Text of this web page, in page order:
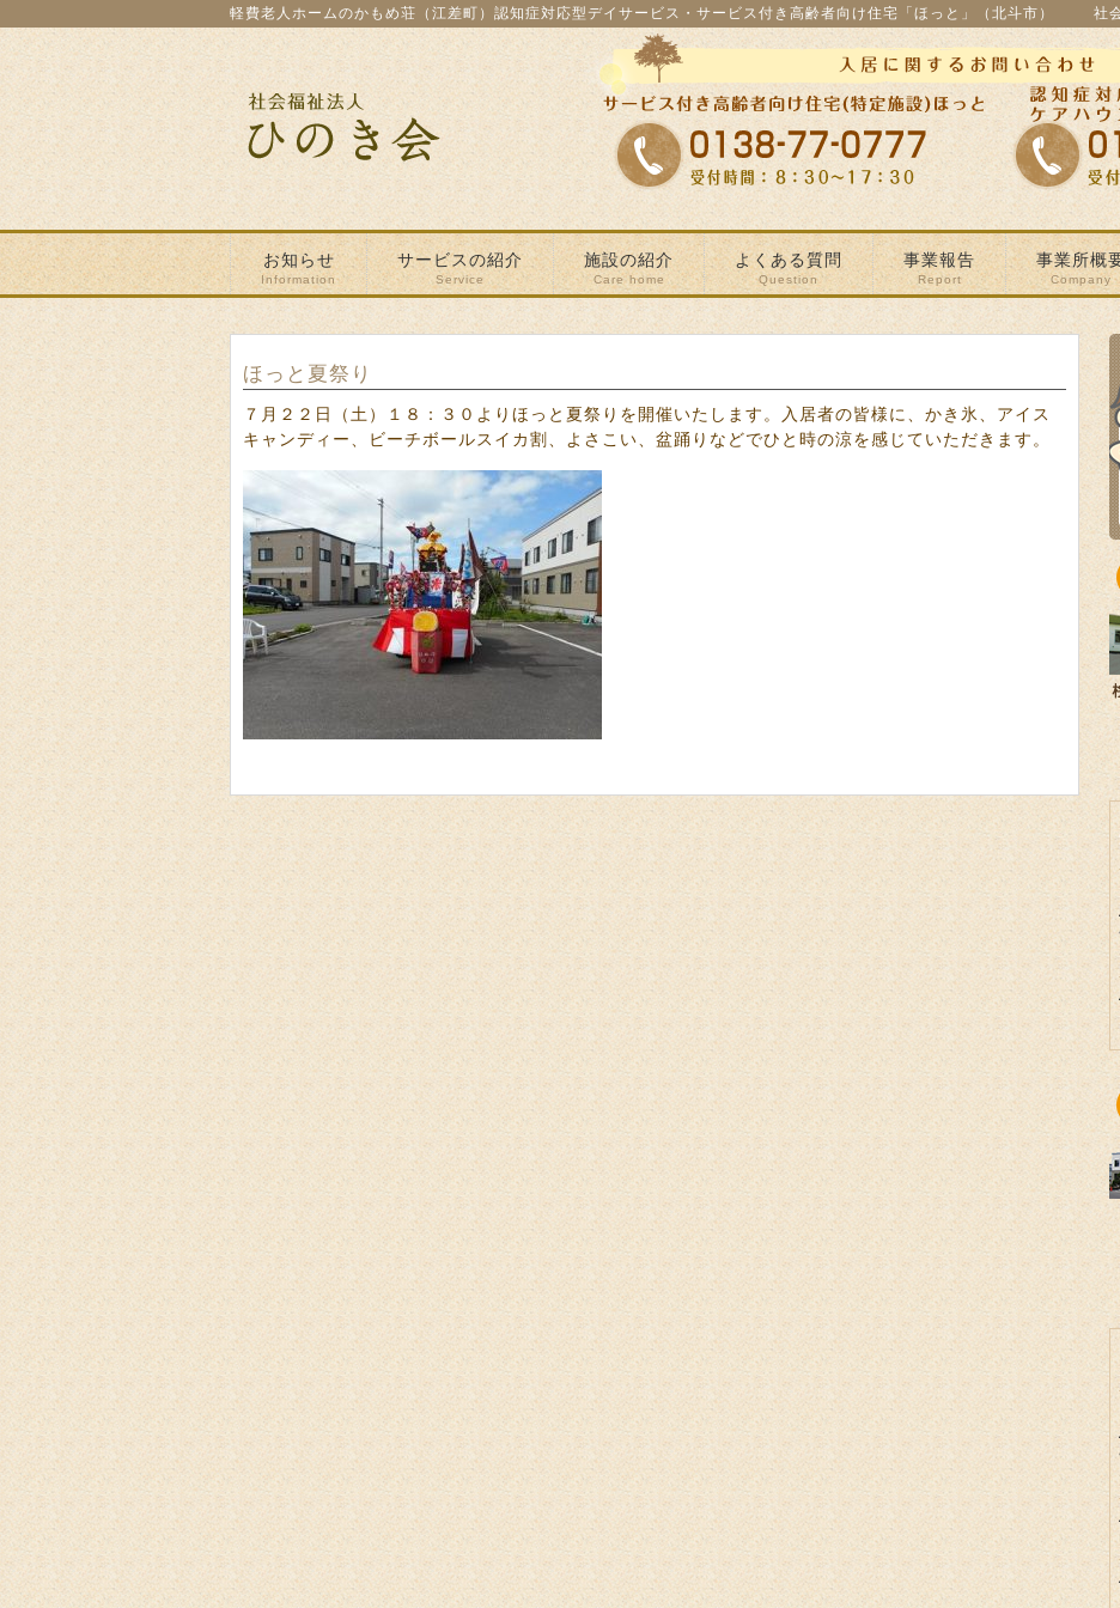
軽費老人ホームのかもめ荘（江差町）認知症対応型デイサービス・サービス付き高齢者向け住宅「ほっと」（北斗市） 社
お知らせ
Information
サービスの紹介
Service
施設の紹介
Care home
よくある質問
Question
事業報告
Report
事業所概
Company
ほっと夏祭り
７月２２日（土）１８：３０よりほっと夏祭りを開催いたします。入居者の皆様に、かき氷、アイス
キャンディー、ビーチボールスイカ割、よさこい、盆踊りなどでひと時の涼を感じていただきます。